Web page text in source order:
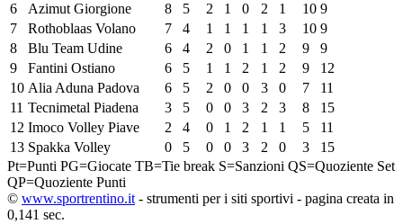
6
Azimut Giorgione 8 5 2 1 0 2 1 10 9
7
Rothoblaas Volano 7 4 1 1 1 1 3 10 9
8
Blu Team Udine 6 4 2 0 1 1 2 9
9
9
Fantini Ostiano 6 5 1 1 2 1 2 9
12
10 Alia Aduna Padova 6 5 2 0 0 3 0 7
11
11 Tecnimetal Piadena 3 5 0 0 3 2 3 8
15
12 Imoco Volley Piave 2 4 0 1 2 1 1 5
11
13 Spakka Volley 0 5 0 0 3 2 0 3
15
Pt=Punti PG=Giocate TB=Tie break S=Sanzioni QS=Quoziente Set
QP=Quoziente Punti
© www.sportrentino.it - strumenti per i siti sportivi - pagina creata in
0,141 sec.